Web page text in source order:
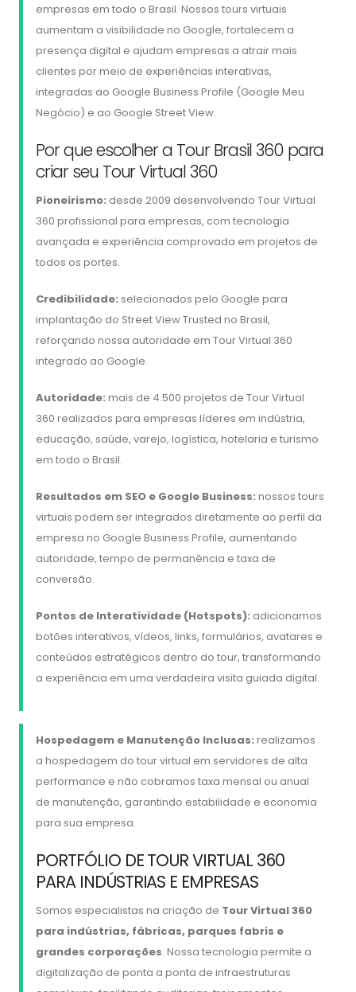
empresas em todo o Brasil. Nossos tours virtuais
aumentam a visibilidade no Google, fortalecem a
presença digital e ajudam empresas a atrair mais
clientes por meio de experiências interativas,
integradas ao Google Business Profile (Google Meu
Negócio) e ao Google Street View.
Por que escolher a Tour Brasil 360 para
criar seu Tour Virtual 360
Pioneirismo: desde 2009 desenvolvendo Tour Virtual
360 profissional para empresas, com tecnologia
avançada e experiência comprovada em projetos de
todos os portes.
Credibilidade: selecionados pelo Google para
implantação do Street View Trusted no Brasil,
reforçando nossa autoridade em Tour Virtual 360
integrado ao Google.
Autoridade: mais de 4.500 projetos de Tour Virtual
360 realizados para empresas líderes em indústria,
educação, saúde, varejo, logística, hotelaria e turismo
em todo o Brasil.
Resultados em SEO e Google Business: nossos tours
virtuais podem ser integrados diretamente ao perfil da
empresa no Google Business Profile, aumentando
autoridade, tempo de permanência e taxa de
conversão.
Pontos de Interatividade (Hotspots): adicionamos
botões interativos, vídeos, links, formulários, avatares e
conteúdos estratégicos dentro do tour, transformando
a experiência em uma verdadeira visita guiada digital.
Hospedagem e Manutenção Inclusas: realizamos
a hospedagem do tour virtual em servidores de alta
performance e não cobramos taxa mensal ou anual
de manutenção, garantindo estabilidade e economia
para sua empresa.
PORTFÓLIO DE TOUR VIRTUAL 360
PARA INDÚSTRIAS E EMPRESAS
Somos especialistas na criação de Tour Virtual 360
para indústrias, fábricas, parques fabris e
grandes corporações. Nossa tecnologia permite a
digitalização de ponta a ponta de infraestruturas